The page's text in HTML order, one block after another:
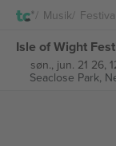
Musik Festival
Isle of Wight
søn., jun. 21 26,
Seaclose Park,